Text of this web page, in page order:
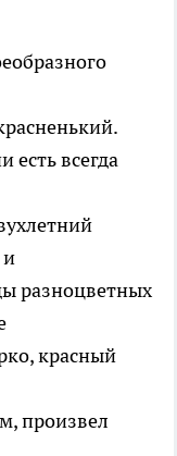
есть всегда
и
разноцветных
красный
произвел